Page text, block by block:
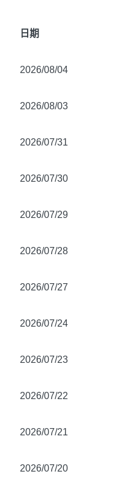
日期
2026/08/04
2026/08/03
2026/07/31
2026/07/30
2026/07/29
2026/07/28
2026/07/27
2026/07/24
2026/07/23
2026/07/22
2026/07/21
2026/07/20